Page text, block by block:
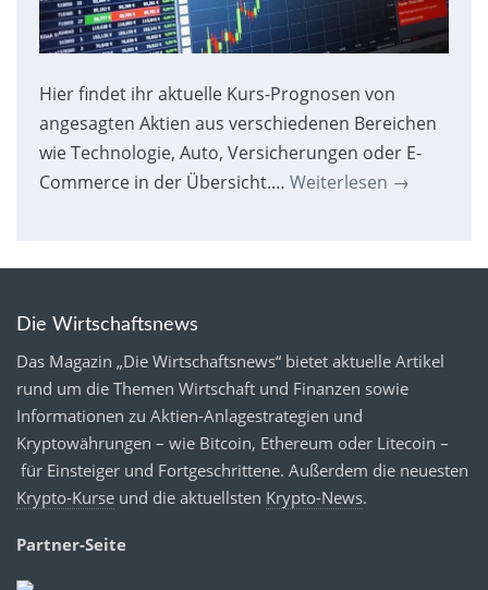
Hier findet ihr aktuelle Kurs-Prognosen von
angesagten Aktien aus verschiedenen Bereichen
wie Technologie, Auto, Versicherungen oder E-
Commerce in der Übersicht.… Weiterlesen →
Die Wirtschaftsnews
Das Magazin „Die Wirtschaftsnews“ bietet aktuelle Artikel
rund um die Themen Wirtschaft und Finanzen sowie
Informationen zu Aktien-Anlagestrategien und
Kryptowährungen – wie Bitcoin, Ethereum oder Litecoin –
für Einsteiger und Fortgeschrittene. Außerdem die neuesten
Krypto-Kurse und die aktuellsten Krypto-News.
Partner-Seite